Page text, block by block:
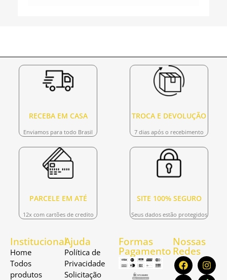
RECEBA EM CASA
Enviamos para todo Brasil
TROCA E DEVOLUÇÃO
7 dias após o recebimento
PARCELE EM ATÉ
12x com cartões de credito
SITE 100% SEGURO
Seus dados estão protegidos
Institucional
Home
Todos
produtos
Ajuda
Política de
Privacidade
Solicitação
Formas
Pagamento
Nossas
Redes